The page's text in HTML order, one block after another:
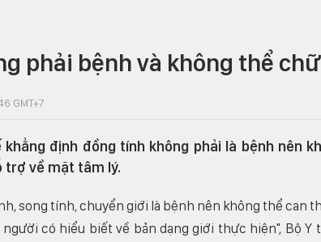
phải bệnh và không thể
GMT+7
khẳng định đồng tính không phải là bệnh nên
trợ về mặt tâm lý.
song tính, chuyển giới là bệnh nên không thể can
có hiểu biết về bản dạng giới thực hiện", Bộ Y